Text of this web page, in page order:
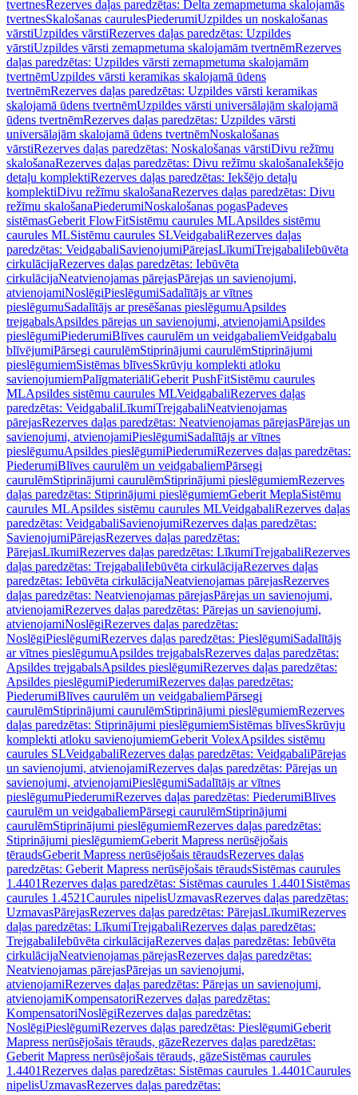
tvertnesRezerves daļas paredzētas: Delta zemapmetuma skalojamās
tvertnesSkalošanas caurulesPiederumiUzpildes un noskalošanas
vārstiUzpildes vārstiRezerves daļas paredzētas: Uzpildes
vārstiUzpildes vārsti zemapmetuma skalojamām tvertnēmRezerves
daļas paredzētas: Uzpildes vārsti zemapmetuma skalojamām
tvertnēmUzpildes vārsti keramikas skalojamā ūdens
tvertnēmRezerves daļas paredzētas: Uzpildes vārsti keramikas
skalojamā ūdens tvertnēmUzpildes vārsti universālajām skalojamā
ūdens tvertnēmRezerves daļas paredzētas: Uzpildes vārsti
universālajām skalojamā ūdens tvertnēmNoskalošanas
vārstiRezerves daļas paredzētas: Noskalošanas vārstiDivu režīmu
skalošanaRezerves daļas paredzētas: Divu režīmu skalošanaIekšējo
detaļu komplektiRezerves daļas paredzētas: Iekšējo detaļu
komplektiDivu režīmu skalošanaRezerves daļas paredzētas: Divu
režīmu skalošanaPiederumiNoskalošanas pogasPadeves
sistēmasGeberit FlowFitSistēmu caurules MLApsildes sistēmu
caurules MLSistēmu caurules SLVeidgabaliRezerves daļas
paredzētas: VeidgabaliSavienojumiPārejasLīkumiTrejgabaliIebūvēta
cirkulācijaRezerves daļas paredzētas: Iebūvēta
cirkulācijaNeatvienojamas pārejasPārejas un savienojumi,
atvienojamiNoslēgiPieslēgumiSadalītājs ar vītnes
pieslēgumuSadalītājs ar presēšanas pieslēgumuApsildes
trejgabalsApsildes pārejas un savienojumi, atvienojamiApsildes
pieslēgumiPiederumiBlīves caurulēm un veidgabaliemVeidgabalu
blīvējumiPārsegi caurulēmStiprinājumi caurulēmStiprinājumi
pieslēgumiemSistēmas blīvesSkrūvju komplekti atloku
savienojumiemPalīgmateriāliGeberit PushFitSistēmu caurules
MLApsildes sistēmu caurules MLVeidgabaliRezerves daļas
paredzētas: VeidgabaliLīkumiTrejgabaliNeatvienojamas
pārejasRezerves daļas paredzētas: Neatvienojamas pārejasPārejas un
savienojumi, atvienojamiPieslēgumiSadalītājs ar vītnes
pieslēgumuApsildes pieslēgumiPiederumiRezerves daļas paredzētas:
PiederumiBlīves caurulēm un veidgabaliemPārsegi
caurulēmStiprinājumi caurulēmStiprinājumi pieslēgumiemRezerves
daļas paredzētas: Stiprinājumi pieslēgumiemGeberit MeplaSistēmu
caurules MLApsildes sistēmu caurules MLVeidgabaliRezerves daļas
paredzētas: VeidgabaliSavienojumiRezerves daļas paredzētas:
SavienojumiPārejasRezerves daļas paredzētas:
PārejasLīkumiRezerves daļas paredzētas: LīkumiTrejgabaliRezerves
daļas paredzētas: TrejgabaliIebūvēta cirkulācijaRezerves daļas
paredzētas: Iebūvēta cirkulācijaNeatvienojamas pārejasRezerves
daļas paredzētas: Neatvienojamas pārejasPārejas un savienojumi,
atvienojamiRezerves daļas paredzētas: Pārejas un savienojumi,
atvienojamiNoslēgiRezerves daļas paredzētas:
NoslēgiPieslēgumiRezerves daļas paredzētas: PieslēgumiSadalītājs
ar vītnes pieslēgumuApsildes trejgabalsRezerves daļas paredzētas:
Apsildes trejgabalsApsildes pieslēgumiRezerves daļas paredzētas:
Apsildes pieslēgumiPiederumiRezerves daļas paredzētas:
PiederumiBlīves caurulēm un veidgabaliemPārsegi
caurulēmStiprinājumi caurulēmStiprinājumi pieslēgumiemRezerves
daļas paredzētas: Stiprinājumi pieslēgumiemSistēmas blīvesSkrūvju
komplekti atloku savienojumiemGeberit VolexApsildes sistēmu
caurules SLVeidgabaliRezerves daļas paredzētas: VeidgabaliPārejas
un savienojumi, atvienojamiRezerves daļas paredzētas: Pārejas un
savienojumi, atvienojamiPieslēgumiSadalītājs ar vītnes
pieslēgumuPiederumiRezerves daļas paredzētas: PiederumiBlīves
caurulēm un veidgabaliemPārsegi caurulēmStiprinājumi
caurulēmStiprinājumi pieslēgumiemRezerves daļas paredzētas:
Stiprinājumi pieslēgumiemGeberit Mapress nerūsējošais
tēraudsGeberit Mapress nerūsējošais tēraudsRezerves daļas
paredzētas: Geberit Mapress nerūsējošais tēraudsSistēmas caurules
1.4401Rezerves daļas paredzētas: Sistēmas caurules 1.4401 Sistēmas
caurules 1.4521Caurules nipelisUzmavasRezerves daļas paredzētas:
UzmavasPārejasRezerves daļas paredzētas: PārejasLīkumiRezerves
daļas paredzētas: LīkumiTrejgabaliRezerves daļas paredzētas:
TrejgabaliIebūvēta cirkulācijaRezerves daļas paredzētas: Iebūvēta
cirkulācijaNeatvienojamas pārejasRezerves daļas paredzētas:
Neatvienojamas pārejasPārejas un savienojumi,
atvienojamiRezerves daļas paredzētas: Pārejas un savienojumi,
atvienojamiKompensatoriRezerves daļas paredzētas:
KompensatoriNoslēgiRezerves daļas paredzētas:
NoslēgiPieslēgumiRezerves daļas paredzētas: PieslēgumiGeberit
Mapress nerūsējošais tērauds, gāzeRezerves daļas paredzētas:
Geberit Mapress nerūsējošais tērauds, gāzeSistēmas caurules
1.4401Rezerves daļas paredzētas: Sistēmas caurules 1.4401Caurules
nipelisUzmavasRezerves daļas paredzētas: